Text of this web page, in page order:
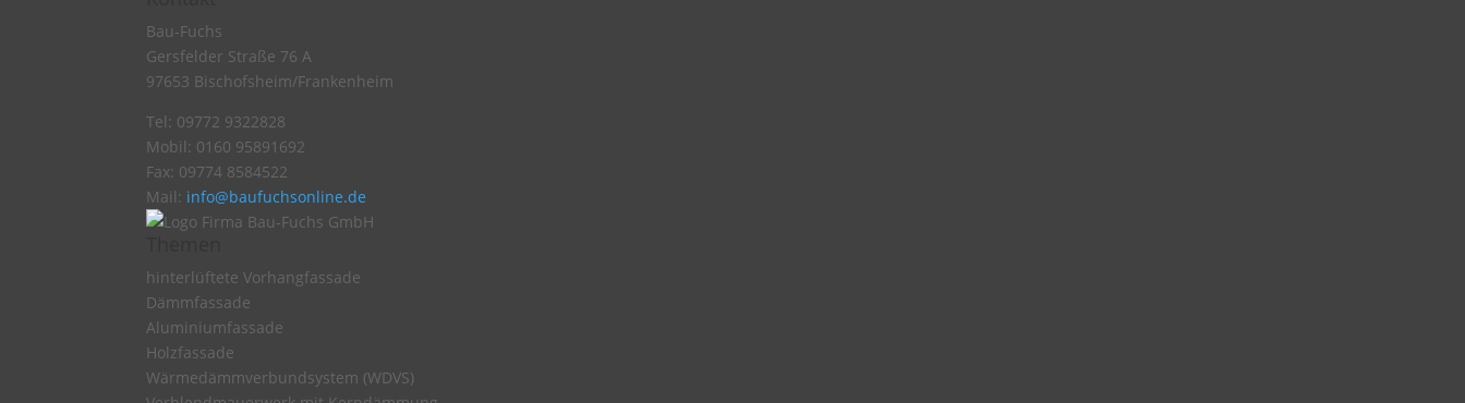
Bau-Fuchs
Gersfelder Straße 76 A
97653 Bischofsheim/Frankenheim
Tel: 09772 9322828
Mobil: 0160 95891692
Fax: 09774 8584522
Mail: info@baufuchsonline.de
hinterlüftete Vorhangfassade
Dämmfassade
Aluminiumfassade
Holzfassade
Wärmedämmverbundsystem (WDVS)